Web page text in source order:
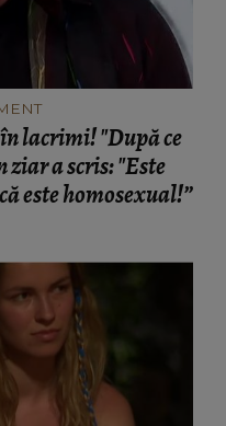
lacrimi! "După ce
a scris: "Este
este homosexual!”